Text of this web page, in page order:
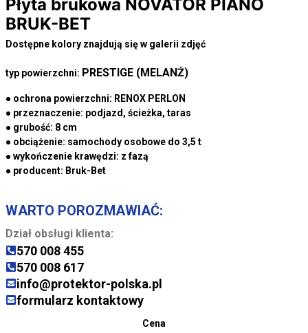
Płyta brukowa NOVATOR PIANO
BRUK-BET
Dostępne kolory znajdują się w galerii zdjęć
typ powierzchni: PRESTIGE (MELANŻ)
● ochrona powierzchni: RENOX PERLON
● przeznaczenie: podjazd, ścieżka, taras
● grubość: 8 cm
● obciążenie: samochody osobowe do 3,5 t
● wykończenie krawędzi: z fazą
● producent: Bruk-Bet
WARTO POROZMAWIAĆ:
Dział obsługi klienta:
570 008 455
570 008 617
info@protektor-polska.pl
formularz kontaktowy
Cena